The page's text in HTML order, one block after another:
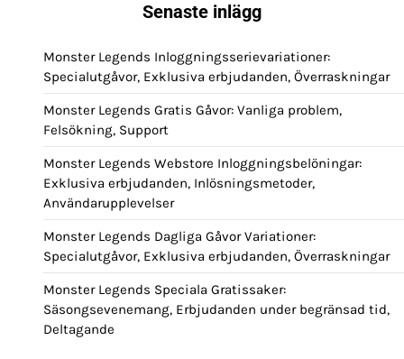
Senaste inlägg
Monster Legends Inloggningsserievariationer:
Specialutgåvor, Exklusiva erbjudanden, Överraskningar
Monster Legends Gratis Gåvor: Vanliga problem,
Felsökning, Support
Monster Legends Webstore Inloggningsbelöningar:
Exklusiva erbjudanden, Inlösningsmetoder,
Användarupplevelser
Monster Legends Dagliga Gåvor Variationer:
Specialutgåvor, Exklusiva erbjudanden, Överraskningar
Monster Legends Speciala Gratissaker:
Säsongsevenemang, Erbjudanden under begränsad tid,
Deltagande